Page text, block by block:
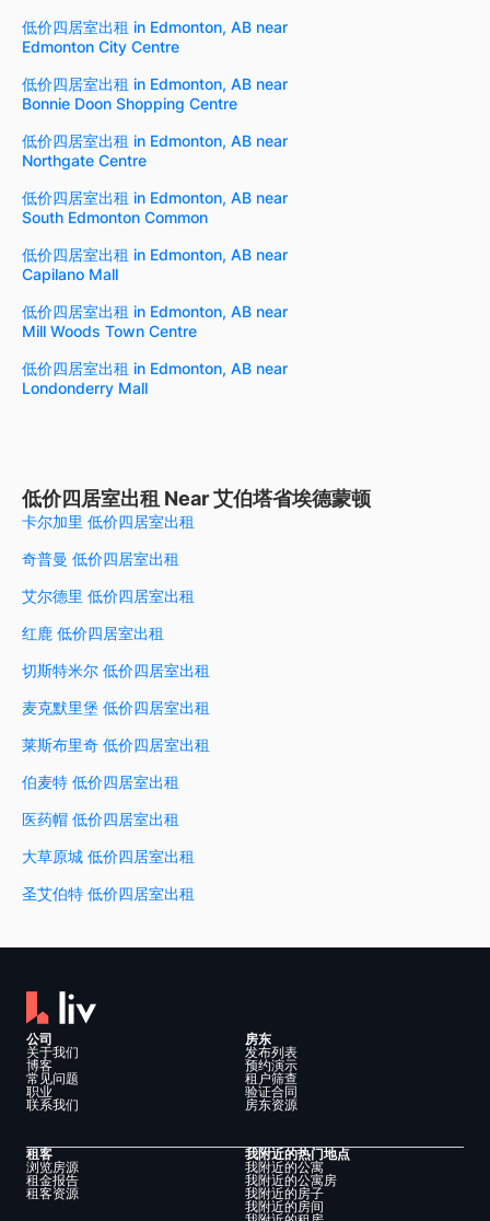
低价四居室出租 in Edmonton, AB near
Edmonton City Centre
低价四居室出租 in Edmonton, AB near
Bonnie Doon Shopping Centre
低价四居室出租 in Edmonton, AB near
Northgate Centre
低价四居室出租 in Edmonton, AB near
South Edmonton Common
低价四居室出租 in Edmonton, AB near
Capilano Mall
低价四居室出租 in Edmonton, AB near
Mill Woods Town Centre
低价四居室出租 in Edmonton, AB near
Londonderry Mall
低价四居室出租 Near 艾伯塔省埃德蒙顿
卡尔加里 低价四居室出租
奇普曼 低价四居室出租
艾尔德里 低价四居室出租
红鹿 低价四居室出租
切斯特米尔 低价四居室出租
麦克默里堡 低价四居室出租
莱斯布里奇 低价四居室出租
伯麦特 低价四居室出租
医药帽 低价四居室出租
大草原城 低价四居室出租
圣艾伯特 低价四居室出租
公司
关于我们
博客
常见问题
职业
联系我们
房东
发布列表
预约演示
租户筛查
验证合同
房东资源
租客
浏览房源
租金报告
租客资源
我附近的热门地点
我附近的公寓
我附近的公寓房
我附近的房子
我附近的房间